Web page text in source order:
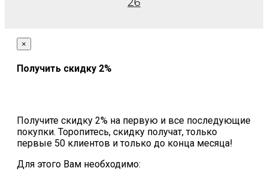
×
Получить скидку 2%
Получите скидку 2% на первую и все последующие
покупки. Торопитесь, скидку получат, только
первые 50 клиентов и только до конца месяца!
Для этого Вам необходимо: